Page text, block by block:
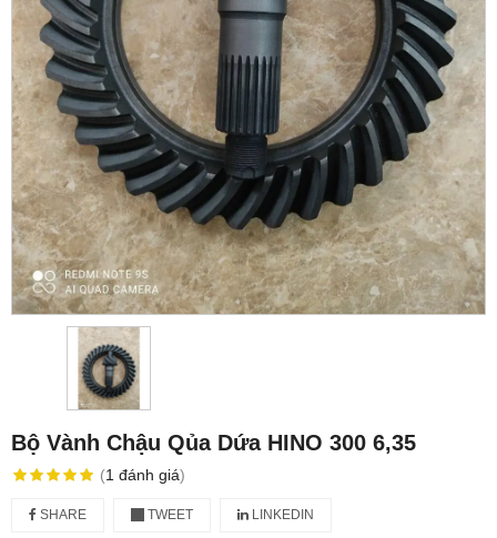
Bộ Vành Chậu Qủa Dứa HINO 300 6,35
(1 đánh giá)
SHARE TWEET LINKEDIN